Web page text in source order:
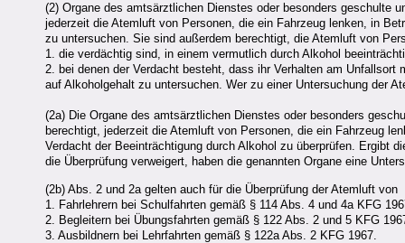
(2) Organe des amtsärztlichen Dienstes oder besonders geschulte
jederzeit die Atemluft von Personen, die ein Fahrzeug lenken, in
zu untersuchen. Sie sind außerdem berechtigt, die Atemluft von
1. die verdächtig sind, in einem vermutlich durch Alkohol
2. bei denen der Verdacht besteht, dass ihr Verhalten am
auf Alkoholgehalt zu untersuchen. Wer zu einer Untersuchung der
(2a) Die Organe des amtsärztlichen Dienstes oder besonders
berechtigt, jederzeit die Atemluft von Personen, die ein Fahrzeug
Verdacht der Beeinträchtigung durch Alkohol zu überprüfen. Ergibt
die Überprüfung verweigert, haben die genannten Organe eine
(2b) Abs. 2 und 2a gelten auch für die Überprüfung der Atemluft von
1. Fahrlehrern bei Schulfahrten gemäß § 114 Abs. 4 und 4a KFG
2. Begleitern bei Übungsfahrten gemäß § 122 Abs. 2 und 5 KFG
3. Ausbildnern bei Lehrfahrten gemäß § 122a Abs. 2 KFG 1967.